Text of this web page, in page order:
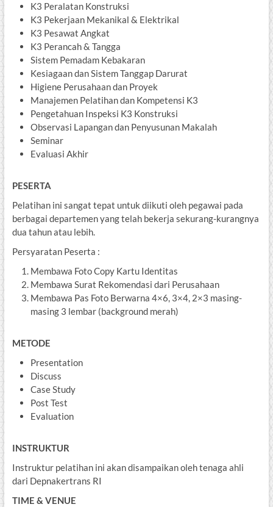
K3 Peralatan Konstruksi
K3 Pekerjaan Mekanikal & Elektrikal
K3 Pesawat Angkat
K3 Perancah & Tangga
Sistem Pemadam Kebakaran
Kesiagaan dan Sistem Tanggap Darurat
Higiene Perusahaan dan Proyek
Manajemen Pelatihan dan Kompetensi K3
Pengetahuan Inspeksi K3 Konstruksi
Observasi Lapangan dan Penyusunan Makalah
Seminar
Evaluasi Akhir
PESERTA
Pelatihan ini sangat tepat untuk diikuti oleh pegawai pada
berbagai departemen yang telah bekerja sekurang-kurangnya
dua tahun atau lebih.
Persyaratan Peserta :
Membawa Foto Copy Kartu Identitas
Membawa Surat Rekomendasi dari Perusahaan
Membawa Pas Foto Berwarna 4×6, 3×4, 2×3 masing-
masing 3 lembar (background merah)
METODE
Presentation
Discuss
Case Study
Post Test
Evaluation
INSTRUKTUR
Instruktur pelatihan ini akan disampaikan oleh tenaga ahli
dari Depnakertrans RI
TIME & VENUE